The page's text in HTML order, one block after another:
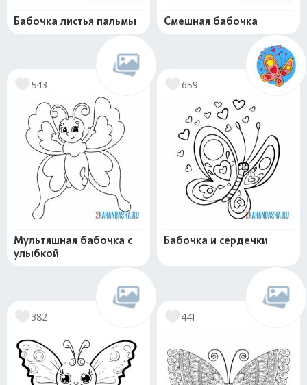
Бабочка листья пальмы Смешная бабочка
543
Мультяшная бабочка с
улыбкой
659
Бабочка и сердечки
382 441